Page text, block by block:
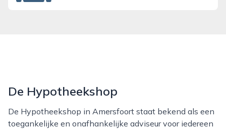
De Hypotheekshop
De Hypotheekshop in Amersfoort staat bekend als een
toegankelijke en onafhankelijke adviseur voor iedereen